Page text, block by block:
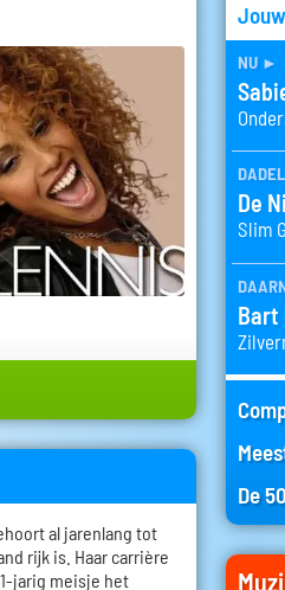
al jarenlang tot
rijk is. Haar carrière
jarig meisje het
nu ►
De
Slim
Bart
De